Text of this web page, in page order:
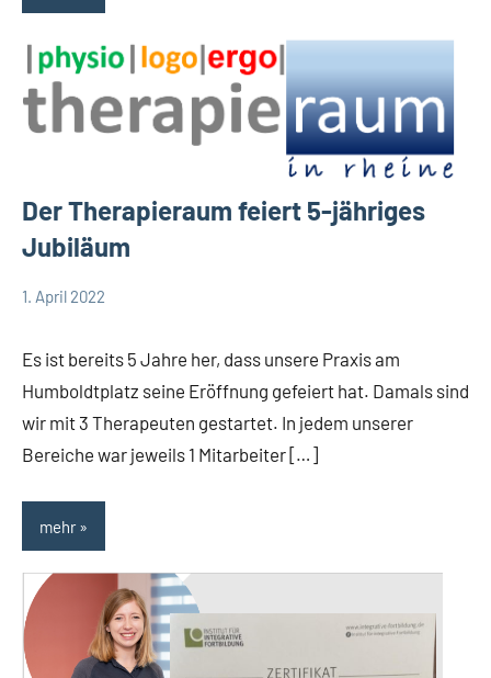
Der Therapieraum feiert 5-jähriges
Jubiläum
Allgemein
1. April 2022
Team
Es ist bereits 5 Jahre her, dass unsere Praxis am
Humboldtplatz seine Eröffnung gefeiert hat. Damals sind
wir mit 3 Therapeuten gestartet. In jedem unserer
Bereiche war jeweils 1 Mitarbeiter […]
mehr